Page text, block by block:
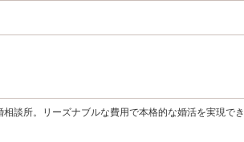
談所。リーズナブルな費用で本格的な婚活を実現でき